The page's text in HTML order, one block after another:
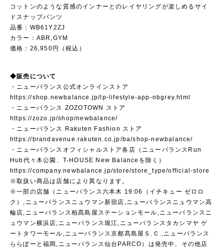
コットンのような質感のインナーとのレイヤリングが楽しめるサイ
ドスナップパンツ
品番：WB61Y2ZJ
カラー：ABR,GYM
価格：26,950円（税込）
◆販売について
・ニューバランス公式オンラインストア
https://shop.newbalance.jp/lp-lifestyle-app-nbgrey.html
・ニューバランス ZOZOTOWN ストア
https://zozo.jp/shop/newbalance/
・ニューバランス Rakuten Fashion ストア
https://brandavenue.rakuten.co.jp/ba/shop-newbalance/
・ニューバランスオフィシャルストア各店（ニューバランスRun
Hub代々木公園、T-HOUSE New Balanceを除く）
https://company.newbalance.jp/store/store_type/official-store
※取扱い商品は店舗により異なります。
※一部の店舗（ニューバランス六本木 19:06（イチキュー ゼロロ
ク）,ニューバランスニュウマン新宿店,ニューバランスニュウマン高
輪店,ニューバランス柏髙島屋ステーションモール,ニューバランスニ
ュウマン横浜店,ニューバランス堀江,ニューバランスタカシマヤ ゲ
ートタワーモール,ニューバランス京都髙島屋Ｓ.Ｃ.,ニューバランス
ららぽーと福岡,ニューバランス仙台PARCO）は発売中、その他店